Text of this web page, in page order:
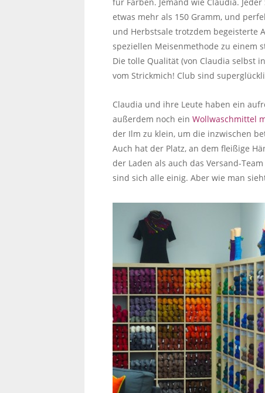
etwas mehr als 150 Gramm, und
und Herbstsale trotzdem begeisterte
speziellen Meisenmethode zu einem
Die tolle Qualität (von Claudia selbst
vom Strickmich! Club sind
Claudia und ihre Leute haben ein
außerdem noch ein Wollwaschmittel
der Ilm zu klein, um die inzwischen
Auch hat der Platz, an dem fleißige
der Laden als auch das Versand-
sind sich alle einig. Aber wie man